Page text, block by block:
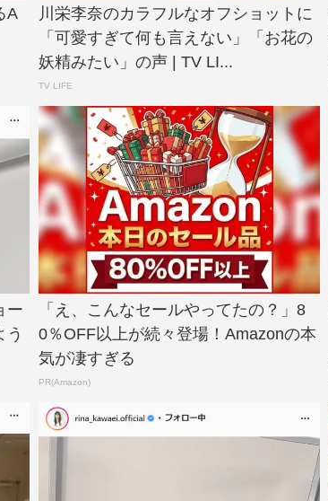
A
川栄李奈のカラフルなオフショットに
「可愛すぎて何も言えない」「お花の
妖精みたい」の声 | TV LI...
TV LIFE
ー
う
「え、こんなセールやってたの？」8
0％OFF以上が続々登場！Amazonの本
気が凄すぎる
PR(Amazon)